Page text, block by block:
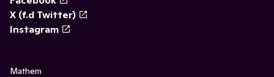
X (f.d Twitter)
Instagram
Mathem